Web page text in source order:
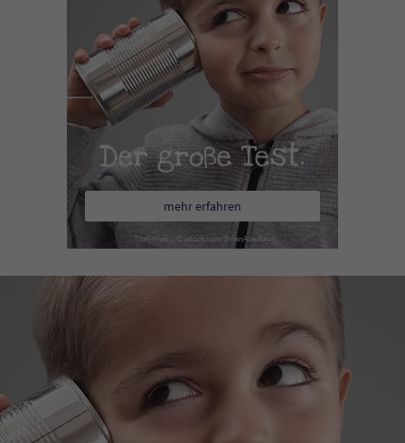
Der große Test.
mehr erfahren